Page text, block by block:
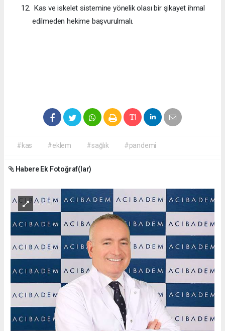
Kas ve iskelet sistemine yönelik olası bir şikayet ihmal
edilmeden hekime başvurulmalı.
#kas #eklem #sağlık #pandemi
Habere Ek Fotoğraf(lar)